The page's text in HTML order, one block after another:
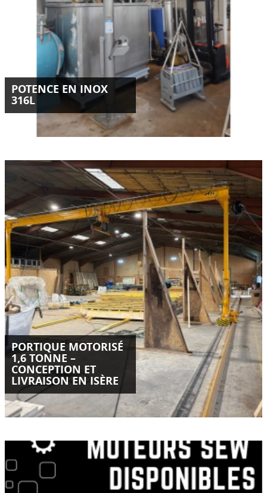
POTENCE EN INOX
316L
Conception et installation d'une potence inox 316L de 250
kg destinée au levage d’un panier en milieu industriel.
LIRE LA SUITE
PORTIQUE MOTORISÉ
1,6 TONNE –
CONCEPTION ET
LIVRAISON EN ISÈRE
Conception, fabrication et livraison d’un portique motorisé
sur mesure de 1,6 tonne en Isère.
Installation optimisée, double motorisation SEW, palan Kito
ER2 et sécurités intégrées.
LIRE LA SUITE